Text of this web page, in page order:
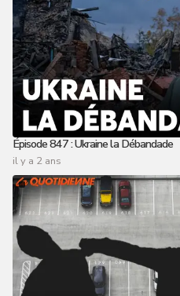
Épisode 847 : Ukraine la Débandade
il y a 2 ans